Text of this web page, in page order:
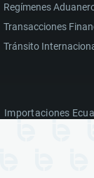
Regímenes
Transacciones
Tránsito
Importaciones